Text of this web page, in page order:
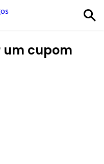
um cupom